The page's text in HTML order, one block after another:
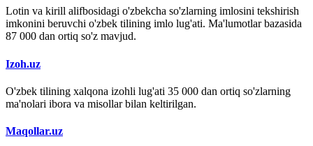
Lotin va kirill alifbosidagi o'zbekcha so'zlarning imlosini tekshirish
imkonini beruvchi o'zbek tilining imlo lug'ati. Ma'lumotlar bazasida
87 000 dan ortiq so'z mavjud.
Izoh.uz
O'zbek tilining xalqona izohli lug'ati 35 000 dan ortiq so'zlarning
ma'nolari ibora va misollar bilan keltirilgan.
Maqollar.uz